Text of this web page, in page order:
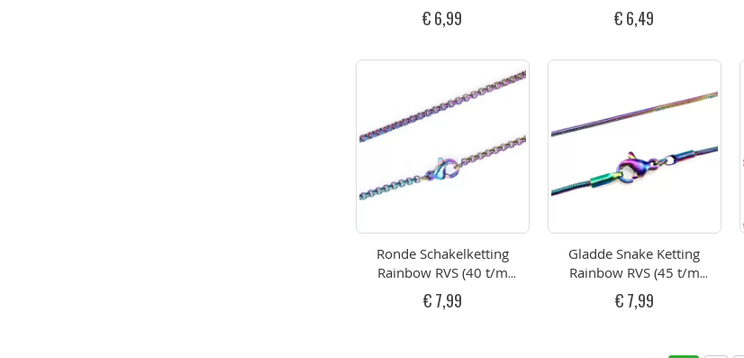
€ 6,99 € 6,49
Ronde Schakelketting
Rainbow RVS (40 t/m
50cm)
€ 7,99
Gladde Snake Ketting
Rainbow RVS (45 t/m
60cm)
€ 7,99